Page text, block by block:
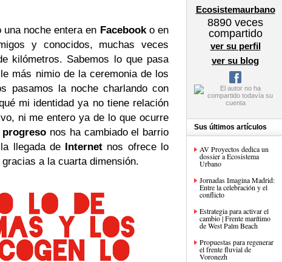
una noche entera en Facebooko en
y conocidos, muchas veces
kilómetros. Sabemos lo que pasa
más nimio de la ceremonia de los
pasamos la noche charlando con
mi identidad ya no tiene relación
ni me entero ya de lo que ocurre
progreso nos ha cambiado el barrio
llegada de Internet nos ofrece lo
a la cuarta dimensión.
Ecosistemaurbano
8890 veces
compartido
ver su perfil
ver su blog
Sus últimos artículos
AV Proyectos dedica un
dossier a Ecosistema
Urbano
Jornadas Imagina Madrid:
Entre la celebración y el
conflicto
Estrategia para activar el
cambio | Frente marítimo
de West Palm Beach
Propuestas para regenerar
el frente fluvial de
Voronezh